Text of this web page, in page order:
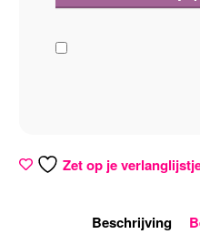
Zet op je
Beschrijving